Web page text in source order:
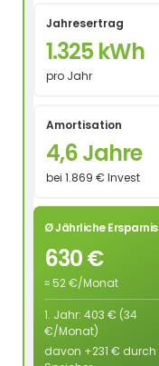
Jahresertrag
1.325 kWh
pro Jahr
Amortisation
4,6 Jahre
bei 1.869 € Invest
Ø Jährliche Ersparnis
630 €
≈ 52 €/Monat
1. Jahr: 403 € (34
€/Monat)
davon +231 € durch